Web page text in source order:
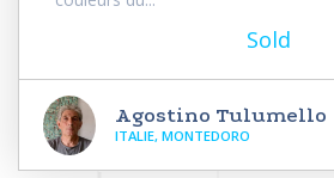
Sold
Agostino Tulumello
ITALIE, MONTEDORO